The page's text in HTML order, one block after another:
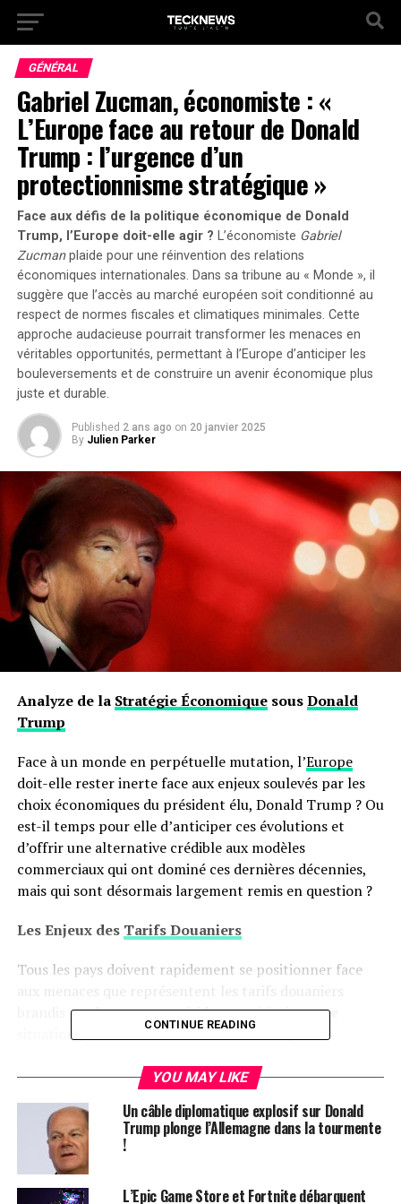
GÉNÉRAL
Gabriel Zucman, économiste : «
L’Europe face au retour de Donald
Trump : l’urgence d’un
protectionnisme stratégique »
Face aux défis de la politique économique de Donald
Trump, l’Europe doit-elle agir ? L’économiste Gabriel
Zucmanplaide pour une réinvention des relations
économiques internationales. Dans sa tribune au « Monde », il
suggère que l’accès au marché européen soit conditionné au
respect de normes fiscales et climatiques minimales. Cette
approche audacieuse pourrait transformer les menaces en
véritables opportunités, permettant à l’Europe d’anticiper les
bouleversements et de construire un avenir économique plus
juste et durable.
Published 2 ans ago on 20 janvier 2025
By Julien Parker
Analyze de la Stratégie ÉconomiquesousDonald
Trump
Face à un monde en perpétuelle mutation, l’Europe
doit-elle rester inerte face aux enjeux soulevés par les
choix économiques du président élu, Donald Trump ? Ou
est-il temps pour elle d’anticiper ces évolutions et
d’offrir une alternative crédible aux modèles
commerciaux qui ont dominé ces dernières décennies,
mais qui sont désormais largement remis en question ?
Les Enjeux des Tarifs Douaniers
Tous les pays doivent rapidement se positionner face
aux menaces que représentent les tarifs douaniers
brandis par le nouveau président américain. cette
situation présente non seulement des risques
redéfinir nos relations économiques internationales
souvent jugées désuètes.Il est essentiel d’examiner
attentivement ce moment historique afin d’en tirer
parti. Le program économique proposé par Donald
Trump s’inscrit dans une continuité historique avec les
politiques du
CONTINUE READING
YOU MAY LIKE
Un câble diplomatique explosif sur Donald
Trump plonge l’Allemagne dans la tourmente
!
L’Epic Game Store et Fortnite débarquent